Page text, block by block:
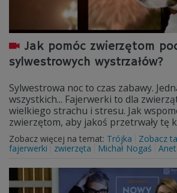
Jak pomóc zwierzętom
sylwestrowych wystrzałów?
Sylwestrowa noc to czas zabawy.
wszystkich... Fajerwerki to dla
wielkiego strachu i stresu. Jak
zwierzętom, aby jakoś przetrwały tę
Zobacz więcej na temat: Trójka Zobacz
fajerwerki
zwierzęta Michał Nogaś